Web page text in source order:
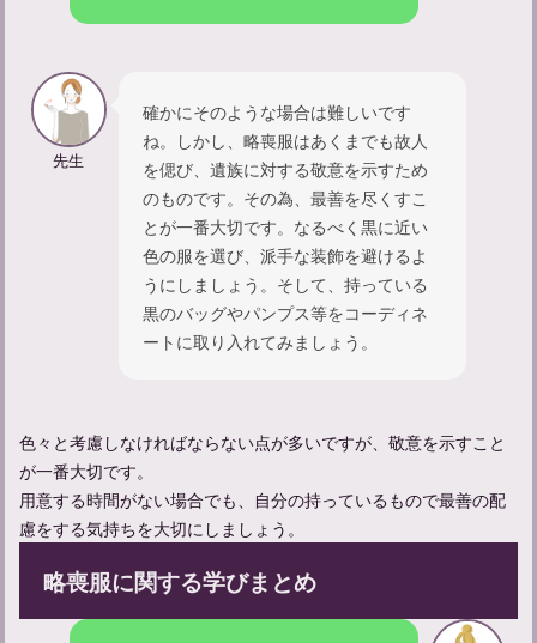
一周忌の服装はカジュアルで大丈夫？マナーと選び方のポイント
先生
確かにそのような場合は難しいです
ね。しかし、略喪服はあくまでも故人
を偲び、遺族に対する敬意を示すため
のものです。その為、最善を尽くすこ
とが一番大切です。なるべく黒に近い
色の服を選び、派手な装飾を避けるよ
うにしましょう。そして、持っている
黒のバッグやパンプス等をコーディネ
ートに取り入れてみましょう。
色々と考慮しなければならない点が多いですが、敬意を示すこと
が一番大切です。
用意する時間がない場合でも、自分の持っているもので最善の配
慮をする気持ちを大切にしましょう。
略喪服に関する学びまとめ